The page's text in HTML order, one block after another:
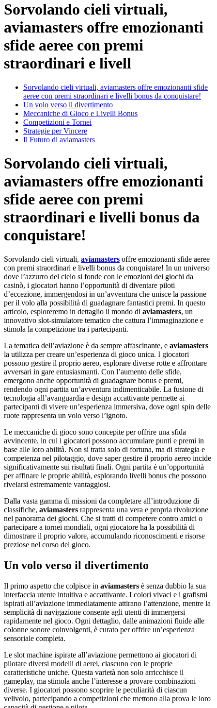
Sorvolando cieli virtuali,
aviamasters offre emozionanti
sfide aeree con premi
straordinari e livell
Sorvolando cieli virtuali, aviamasters offre emozionanti sfide
aeree con premi straordinari e livelli bonus da conquistare!
Un volo verso il divertimento
Meccaniche di Gioco e Livelli Bonus
Competizioni e Tornei
Strategie per Vincere
Il Futuro di aviamasters
Sorvolando cieli virtuali,
aviamasters offre emozionanti
sfide aeree con premi
straordinari e livelli bonus da
conquistare!
Sorvolando cieli virtuali, aviamasters offre emozionanti sfide aeree
con premi straordinari e livelli bonus da conquistare! In un universo
dove l’azzurro del cielo si fonde con le emozioni dei giochi da
casinò, i giocatori hanno l’opportunità di diventare piloti
d’eccezione, immergendosi in un’avventura che unisce la passione
per il volo alla possibilità di guadagnare fantastici premi. In questo
articolo, esploreremo in dettaglio il mondo di aviamasters, un
innovativo slot-simulatore tematico che cattura l’immaginazione e
stimola la competizione tra i partecipanti.
La tematica dell’aviazione è da sempre affascinante, e aviamasters
la utilizza per creare un’esperienza di gioco unica. I giocatori
possono gestire il proprio aereo, esplorare diverse rotte e affrontare
avversari in gare entusiasmanti. Con l’aumento delle sfide,
emergono anche opportunità di guadagnare bonus e premi,
rendendo ogni partita un’avventura indimenticabile. La fusione di
tecnologia all’avanguardia e design accattivante permette ai
partecipanti di vivere un’esperienza immersiva, dove ogni spin delle
ruote rappresenta un volo verso l’ignoto.
Le meccaniche di gioco sono concepite per offrire una sfida
avvincente, in cui i giocatori possono accumulare punti e premi in
base alle loro abilità. Non si tratta solo di fortuna, ma di strategia e
competenza nel pilotaggio, dove saper gestire il proprio aereo incide
significativamente sui risultati finali. Ogni partita è un’opportunità
per affinare le proprie abilità, esplorando livelli bonus che possono
rivelarsi estremamente vantaggiosi.
Dalla vasta gamma di missioni da completare all’introduzione di
classifiche, aviamasters rappresenta una vera e propria rivoluzione
nel panorama dei giochi. Che si tratti di competere contro amici o
partecipare a tornei mondiali, ogni giocatore ha la possibilità di
dimostrare il proprio valore, accumulando riconoscimenti e risorse
preziose nel corso del gioco.
Un volo verso il divertimento
Il primo aspetto che colpisce in aviamasters è senza dubbio la sua
interfaccia utente intuitiva e accattivante. I colori vivaci e i grafismi
ispirati all’aviazione immediatamente attirano l’attenzione, mentre la
semplicità di navigazione consente agli utenti di immergersi
rapidamente nel gioco. Ogni dettaglio, dalle animazioni fluide alle
colonne sonore coinvolgenti, è curato per offrire un’esperienza
sensoriale completa.
Le slot machine ispirate all’aviazione permettono ai giocatori di
pilotare diversi modelli di aerei, ciascuno con le proprie
caratteristiche uniche. Questa varietà non solo arricchisce il
gameplay, ma stimola anche l’interesse a provare combinazioni
diverse. I giocatori possono scoprire le peculiarità di ciascun
velivolo, partecipando a competizioni che mettono alla prova le loro